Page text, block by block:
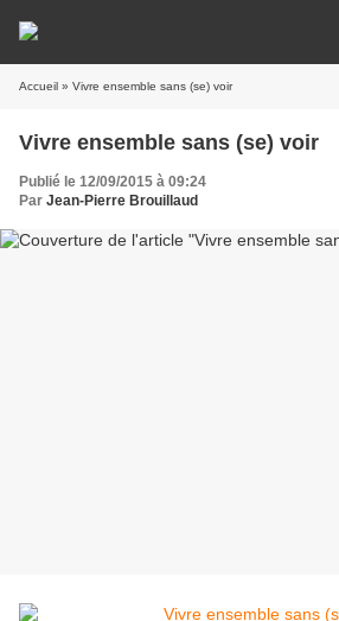
Accueil » Vivre ensemble sans (se) voir
Vivre ensemble sans (se) voir
Publié le 12/09/2015 à 09:24
Par Jean-Pierre Brouillaud